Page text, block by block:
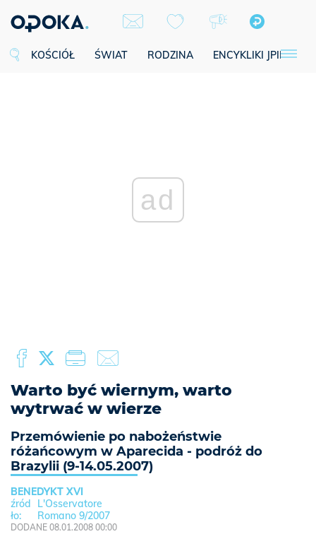
KOŚCIÓŁ ŚWIAT RODZINA ENCYKLIKI JPII
ad
Warto być wiernym, warto
wytrwać w wierze
Przemówienie po nabożeństwie
różańcowym w Aparecida - podróż do
Brazylii (9-14.05.2007)
BENEDYKT XVI
L'Osservatore
Romano 9/2007
DODANE 08.01.2008 00:00